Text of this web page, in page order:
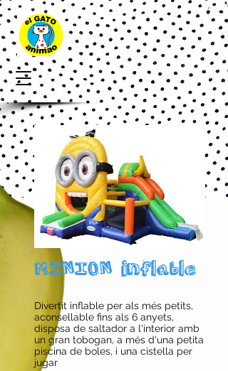
MINION inflable
Divertit inflable per als més petits,
aconsellable fins als 6 anyets,
disposa de saltador a l'interior amb
un gran tobogan, a més d'una petita
piscina de boles, i una cistella per
jugar